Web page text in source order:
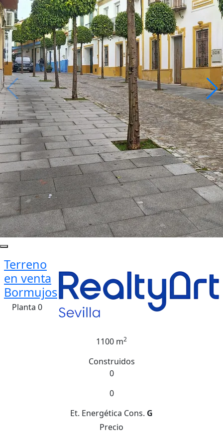
Terreno
en venta
Bormujos
Planta 0
1100 m2
Construidos
0
0
Et. Energética Cons. G
Precio